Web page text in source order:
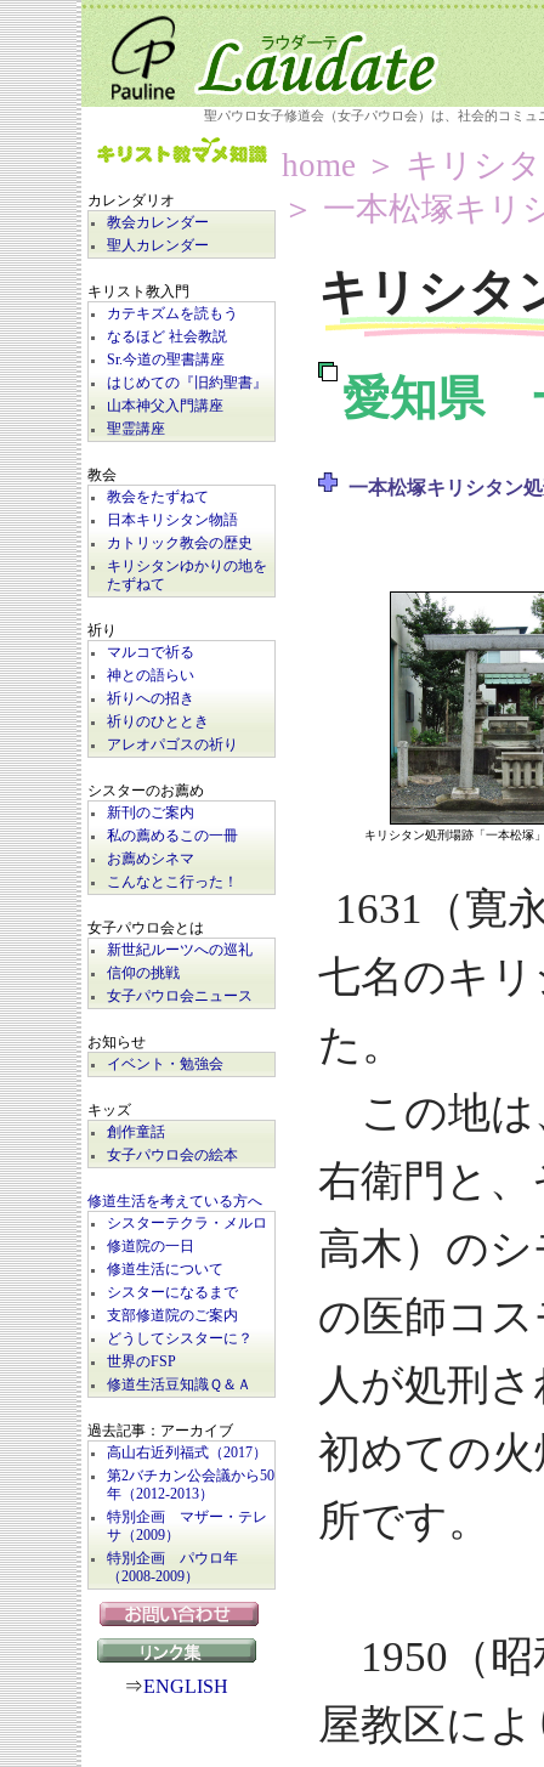
聖パウロ女子修道会（女子パウロ会）は、社会的コミ
カレンダリオ
教会カレンダー
聖人カレンダー
キリスト教入門
カテキズムを読もう
なるほど 社会教説
Sr.今道の聖書講座
はじめての『旧約聖書』
山本神父入門講座
聖霊講座
教会
教会をたずねて
日本キリシタン物語
カトリック教会の歴史
キリシタンゆかりの地を
たずねて
祈り
マルコで祈る
神との語らい
祈りへの招き
祈りのひととき
アレオパゴスの祈り
シスターのお薦め
新刊のご案内
私の薦めるこの一冊
お薦めシネマ
こんなとこ行った！
女子パウロ会とは
新世紀ルーツへの巡礼
信仰の挑戦
女子パウロ会ニュース
お知らせ
イベント・勉強会
キッズ
創作童話
女子パウロ会の絵本
修道生活を考えている方へ
シスターテクラ・メルロ
修道院の一日
修道生活について
シスターになるまで
支部修道院のご案内
どうしてシスターに？
世界のFSP
修道生活豆知識Ｑ＆Ａ
過去記事：アーカイブ
高山右近列福式（2017）
第2バチカン公会議から50
年（2012-2013）
特別企画 マザー・テレ
サ（2009）
特別企画 パウロ年
（2008-2009）
⇒ENGLISH
home ＞ キリシ
＞ 一本松塚キリ
キリシタ
愛知県
一本松塚キリシタン
キリシタン処刑場跡「一本松塚
1631（寛
七名のキ
た。
この地は
右衛門と
高木）の
の医師コ
人が処刑
初めての
所です。
1950（昭
屋教区に